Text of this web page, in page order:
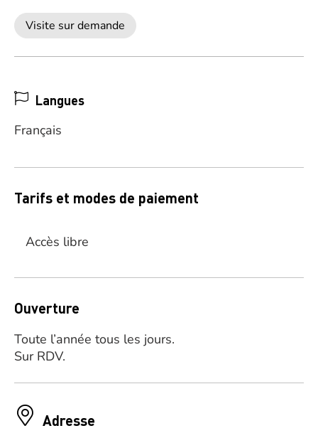
Visite sur demande
Langues
Français
Tarifs et modes de paiement
Accès libre
Ouverture
Toute l’année tous les jours.
Sur RDV.
Adresse